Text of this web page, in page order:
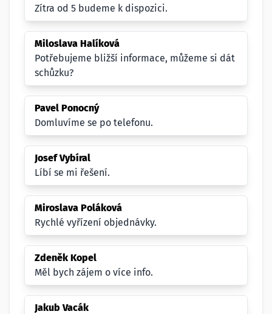
Zítra od 5 budeme k dispozici.
Miloslava Halíková
Potřebujeme bližší informace, můžeme si dát
schůzku?
Pavel Ponocný
Domluvíme se po telefonu.
Josef Vybíral
Líbí se mi řešení.
Miroslava Poláková
Rychlé vyřízení objednávky.
Zdeněk Kopel
Měl bych zájem o více info.
Jakub Vacák